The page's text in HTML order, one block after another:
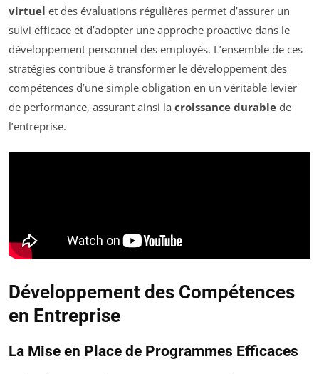
virtuel et des évaluations régulières permet d’assurer un
suivi efficace et d’adopter une approche proactive dans le
développement personnel des employés. L’ensemble de ces
stratégies contribue à transformer le développement des
compétences d’une simple obligation en un véritable levier
de performance, assurant ainsi la croissance durable de
l’entreprise.
Développement des Compétences
en Entreprise
La Mise en Place de Programmes Efficaces